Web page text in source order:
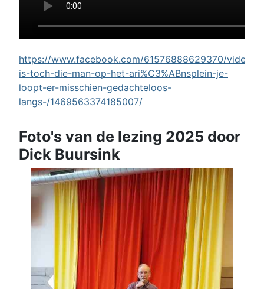
https://www.facebook.com/61576888629370/videos/
is-toch-die-man-op-het-ari%C3%ABnsplein-je-
loopt-er-misschien-gedachteloos-
langs-/1469563374185007/
Foto's van de lezing 2025 door
Dick Buursink